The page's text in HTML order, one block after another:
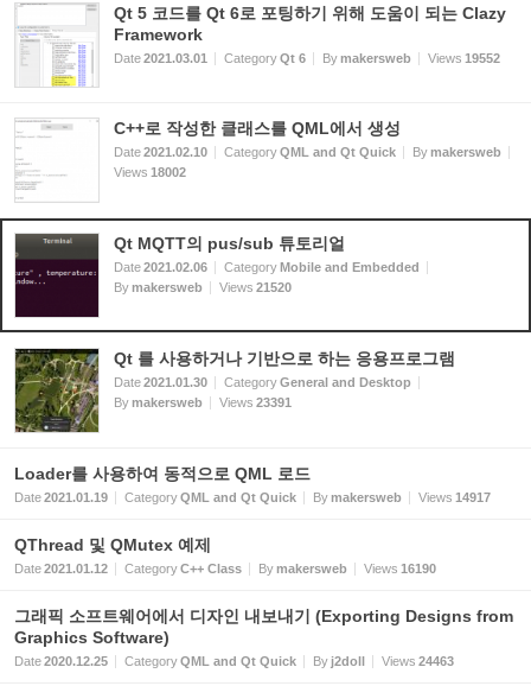
Qt 5 코드를 Qt 6로 포팅하기 위해 도움이 되는 Clazy
Framework
Date2021.03.01 CategoryQt 6 Bymakersweb Views 19552
C++로 작성한 클래스를 QML에서 생성
Date2021.02.10 CategoryQML and Qt Quick Bymakersweb
Views 18002
Qt MQTT의 pus/sub 튜토리얼
Date2021.02.06 Category Mobile and Embedded
Bymakersweb Views 21520
Qt 를 사용하거나 기반으로 하는 응용프로그램
Date2021.01.30 CategoryGeneral and Desktop
Bymakersweb Views 23391
Loader를 사용하여 동적으로 QML 로드
Date2021.01.19 CategoryQML and Qt Quick Bymakersweb Views 14917
QThread 및 QMutex 예제
Date2021.01.12 CategoryC++ Class Bymakersweb Views 16190
그래픽 소프트웨어에서 디자인 내보내기 (Exporting Designs from
Graphics Software)
Date2020.12.25 CategoryQML and Qt Quick By j2doll Views 24463